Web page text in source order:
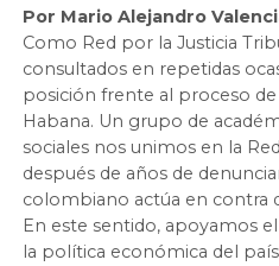
Por Mario Alejandro
Como Red por la Justicia
consultados en repetidas
posición frente al proceso
Habana. Un grupo de
sociales nos unimos en la
después de años de
colombiano actúa en contra
En este sentido, apoyamos
la política económica del